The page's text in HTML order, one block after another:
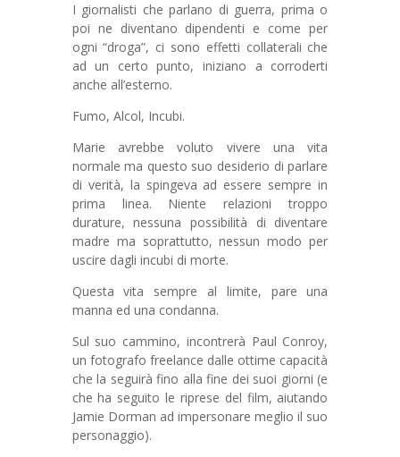
I giornalisti che parlano di guerra, prima o
poi ne diventano dipendenti e come per
ogni “droga”, ci sono effetti collaterali che
ad un certo punto, iniziano a corroderti
anche all’esterno.
Fumo, Alcol, Incubi.
Marie avrebbe voluto vivere una vita
normale ma questo suo desiderio di parlare
di verità, la spingeva ad essere sempre in
prima linea. Niente relazioni troppo
durature, nessuna possibilità di diventare
madre ma soprattutto, nessun modo per
uscire dagli incubi di morte.
Questa vita sempre al limite, pare una
manna ed una condanna.
Sul suo cammino, incontrerà Paul Conroy,
un fotografo freelance dalle ottime capacità
che la seguirà fino alla fine dei suoi giorni (e
che ha seguito le riprese del film, aiutando
Jamie Dorman ad impersonare meglio il suo
personaggio).